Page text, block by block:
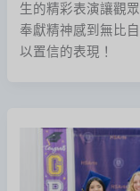
生的精彩表演讓觀
奉獻精神感到無比
以置信的表現！